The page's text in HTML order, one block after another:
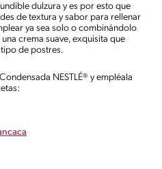
dulzura y es por esto que
de textura y sabor para rellenar
ya sea solo o combinándolo
crema suave, exquisita que
de postres.
NESTLÉ® y empléala